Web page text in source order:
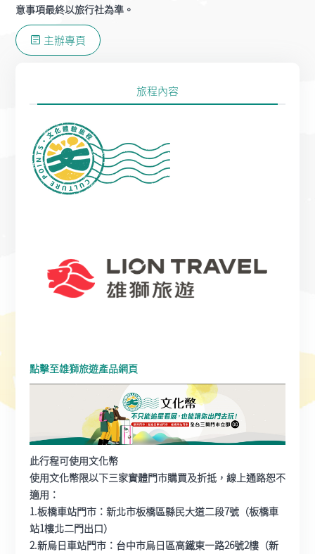
意事項最終以旅行社為準。
主辦專頁
旅程內容
點擊至雄獅旅遊產品網頁
此行程可使用文化幣
使用文化幣限以下三家實體門市購買及折抵，線上通路恕不
適用：
1.板橋車站門市：新北市板橋區縣民大道二段7號（板橋車
站1樓北二門出口）
2.新烏日車站門市：台中市烏日區高鐵東一路26號2樓（新